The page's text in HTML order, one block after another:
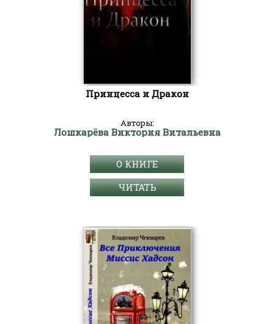
Принцесса и Дракон
Авторы:
Лошкарёва Виктория Витальевна
О КНИГЕ
ЧИТАТЬ